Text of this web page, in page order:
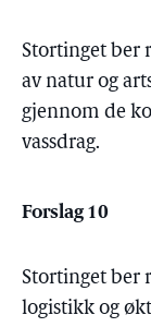
Stortinget ber
av natur og
gjennom de
vassdrag.
Forslag 10
Stortinget ber
logistikk og